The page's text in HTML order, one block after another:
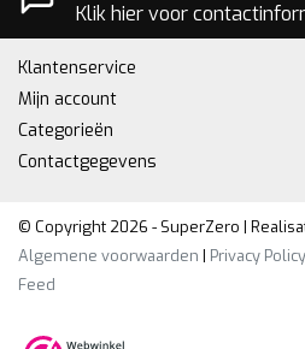
Klik hier voor
Klantenservice
Mijn account
Categorieën
Contactgegevens
© Copyright 2026 - SuperZero |
Algemene voorwaarden | Privacy Policy
Feed